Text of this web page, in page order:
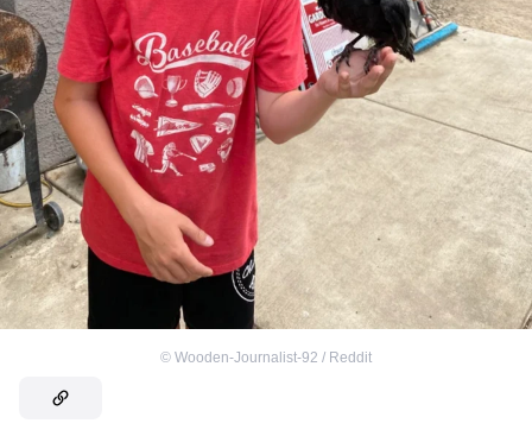
© Wooden-Journalist-92 / Reddit